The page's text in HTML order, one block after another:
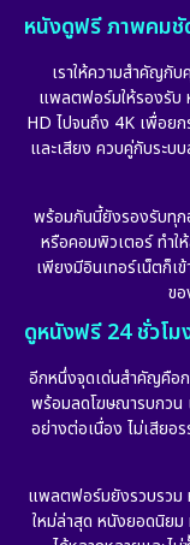
หนังดูฟรี ภาพคม
เราให้ความสำคัญกั
แพลตฟอร์มให้รองรับ
HD ไปจนถึง 4K เพื่อย
และเสียง ควบคู่กับระบ
พร้อมกันนี้ยังรองรับทุก
หรือคอมพิวเตอร์ ทำใ
เพียงมีอินเทอร์เน็ตก็เ
ข
ดูหนังฟรี 24 ชั่วโม
อีกหนึ่งจุดเด่นสำคัญคือ
พร้อมลดโฆษณารบกวน
อย่างต่อเนื่อง ไม่เสียอ
แพลตฟอร์มยังรวบรวม
ใหม่ล่าสุด หนังยอดนิยม